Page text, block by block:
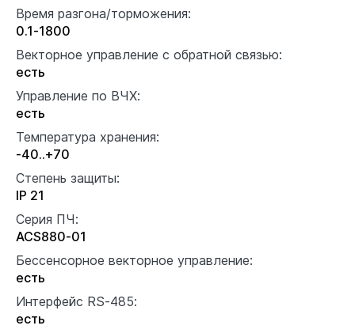
Время разгона/торможения:
0.1-1800
Векторное управление с обратной связью:
есть
Управление по ВЧХ:
есть
Температура хранения:
-40..+70
Степень защиты:
IP 21
Серия ПЧ:
ACS880-01
Бессенсорное векторное управление:
есть
Интерфейс RS-485:
есть